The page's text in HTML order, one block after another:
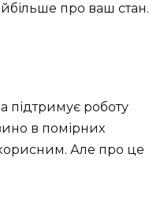
про ваш стан.
підтримує роботу
в помірних
Але про це